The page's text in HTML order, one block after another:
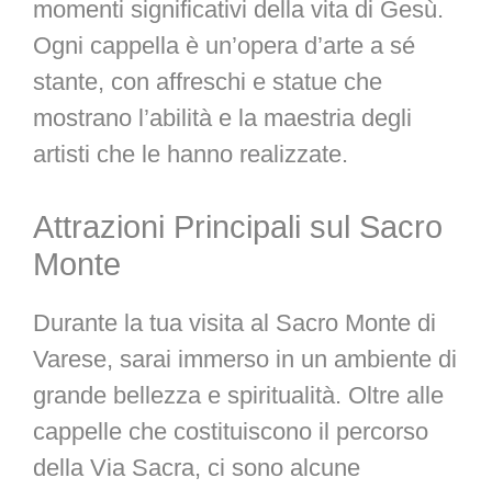
momenti significativi della vita di Gesù.
Ogni cappella è un’opera d’arte a sé
stante, con affreschi e statue che
mostrano l’abilità e la maestria degli
artisti che le hanno realizzate.
Attrazioni Principali sul Sacro
Monte
Durante la tua visita al Sacro Monte di
Varese, sarai immerso in un ambiente di
grande bellezza e spiritualità. Oltre alle
cappelle che costituiscono il percorso
della Via Sacra, ci sono alcune